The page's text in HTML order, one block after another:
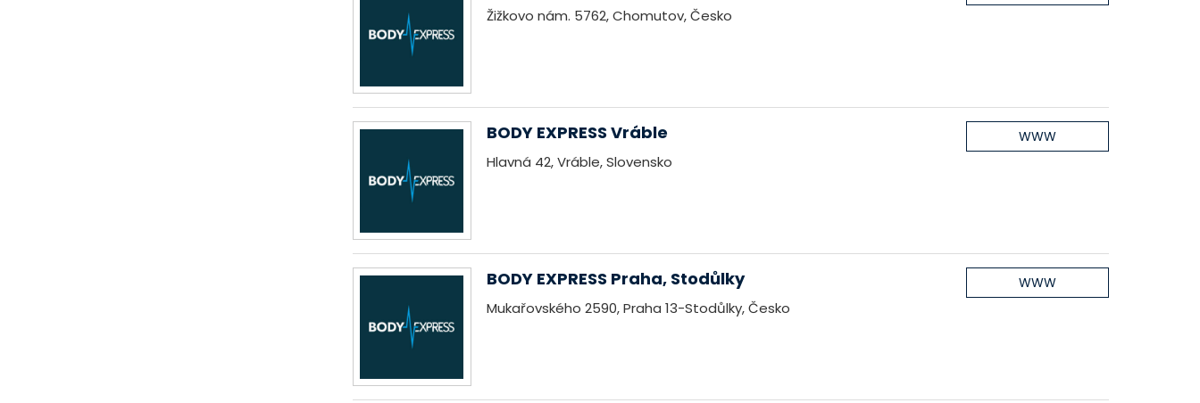
Žižkovo nám. 5762, Chomutov, Česko
BODY EXPRESS Vráble
Hlavná 42, Vráble, Slovensko
WWW
BODY EXPRESS Praha, Stodůlky
Mukařovského 2590, Praha 13-Stodůlky, Česko
WWW